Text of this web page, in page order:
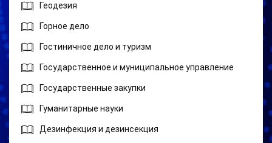
Геодезия
Горное дело
Гостиничное дело и туризм
Государственное и муниципальное управление
Государственные закупки
Гуманитарные науки
Дезинфекция и дезинсекция